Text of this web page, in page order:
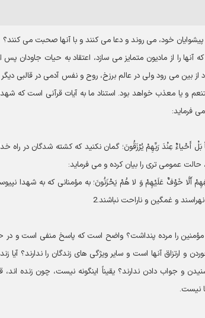
پيشوايان خود، مى‏ روند و دعا مى‏ كنند و با آن‏ها صحبت مى‏ كنند؟
آن‏ها را از ماديون متمايز مى‏ سازد، اعتقاد به حيات
از بين مى‏ رود ولى در عالم برزخ، روح و نفس آدمى در قالبى
و يا معذب خواهد بود. استناد ما به آيات قرآنى است كه
‏فرمايد:
بَلْ أَحْياءٌ عِنْدَ رَبِّهِمْ يُرْزَقُونَ؛ گمان نكنيد كه كشته شدگان در راه
أَلَّا خَوْفٌ عَلَيْهِمْ وَ لا هُمْ يَحْزَنُونَ؛ به مؤمنانى كه به شهدا
و غمگين و ناراحت نباشند.2
مؤمنين را مرده پنداشت؟ واضح است كه پاسخ منفى است و در
ارتزاق آن‏ها است و ساير ويژگى‏ هاى زندگان را ندارند؟ آيا
و جواب دادن ندارند؟ يقيناً اينگونه نيست، چون زنده
نيست.